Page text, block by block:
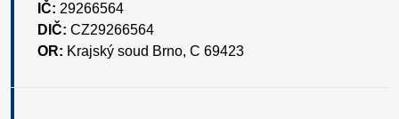
IČ: 29266564
DIČ: CZ29266564
OR: Krajský soud Brno, C 69423